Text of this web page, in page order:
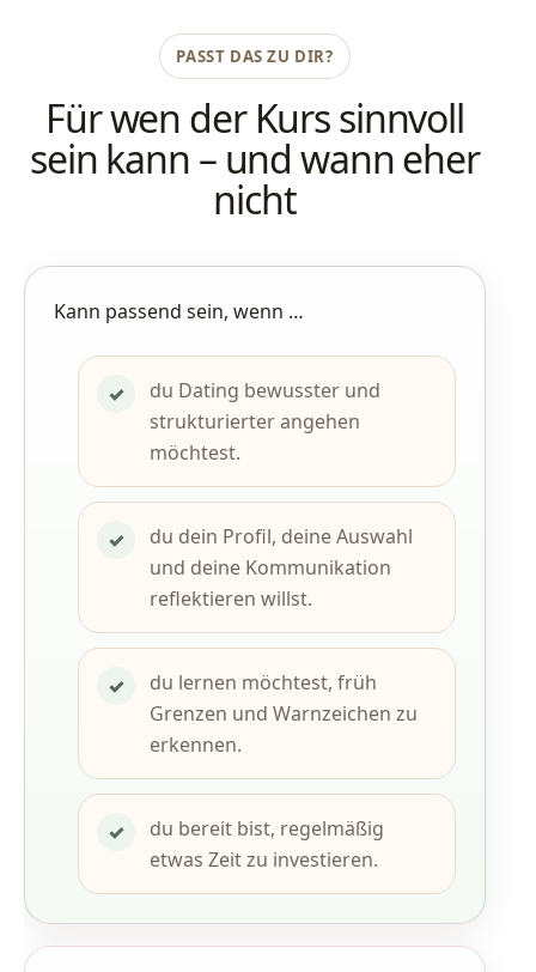
PASST DAS ZU DIR?
Für wen der Kurs sinnvoll
sein kann – und wann eher
nicht
Kann passend sein, wenn …
✓
du Dating bewusster und
strukturierter angehen
möchtest.
✓
du dein Profil, deine Auswahl
und deine Kommunikation
reflektieren willst.
✓
du lernen möchtest, früh
Grenzen und Warnzeichen zu
erkennen.
✓
du bereit bist, regelmäßig
etwas Zeit zu investieren.